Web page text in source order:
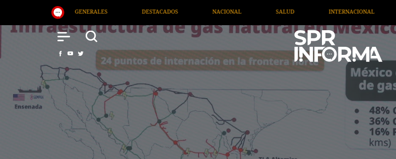
DESTACADOS NACIONAL SALUD INTERNACIONAL TV MIGRANTE INFORMA